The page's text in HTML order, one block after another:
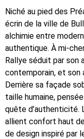
Niché au pied des
écrin de la ville de
alchimie entre
authentique. À mi-
Rallye séduit par son
contemporain, et son
Derrière sa façade
taille humaine,
quête d’authenticité.
allient confort haut
de design inspiré par